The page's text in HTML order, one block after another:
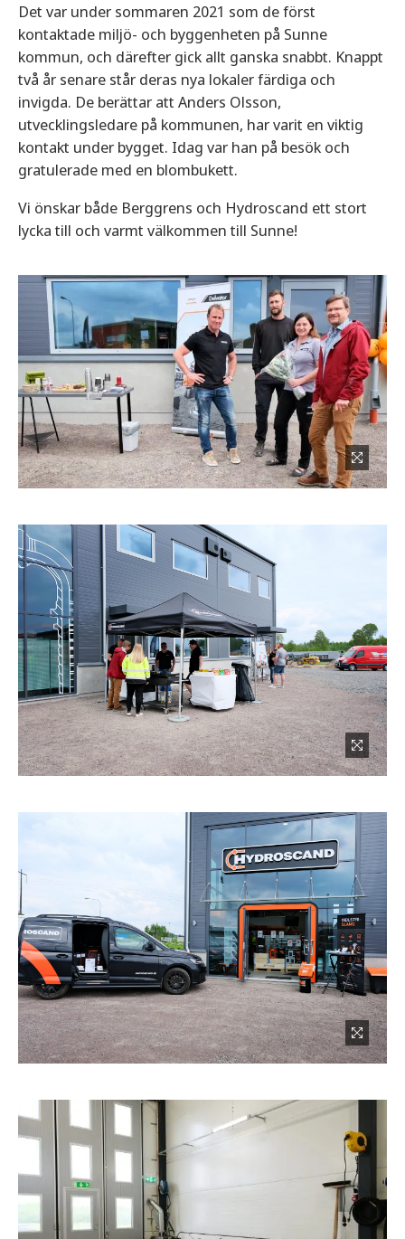
Det var under sommaren 2021 som de först
kontaktade miljö- och byggenheten på Sunne
kommun, och därefter gick allt ganska snabbt. Knappt
två år senare står deras nya lokaler färdiga och
invigda. De berättar att Anders Olsson,
utvecklingsledare på kommunen, har varit en viktig
kontakt under bygget. Idag var han på besök och
gratulerade med en blombukett.
Vi önskar både Berggrens och Hydroscand ett stort
lycka till och varmt välkommen till Sunne!